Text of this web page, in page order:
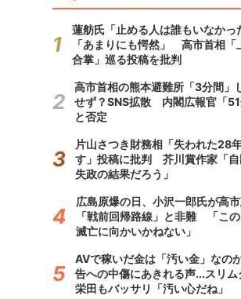
蓮舫氏「止める人は誰もいなかっ
「あまりにも愕然」 高市首相「
合掌」巡る投稿を批判
高市首相の熊本避難所「3分間」
せず？SNS拡散 内閣広報官「
と否定
片山さつき財務相「失われた28
す」投稿に批判 芥川賞作家「自
失政の結果だろう」
広島原爆の日、小沢一郎氏が高
「戦前回帰路線」と非難 「こ
滅亡に向かいかねない」
AVで稼いだ金は「汚い金」なの
告への中傷にあきれる声...スリム
栄田もバッサリ「汚い心だね」